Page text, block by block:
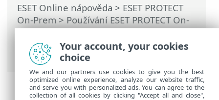
ESET Online nápověda > ESET PROTECT
On-Prem>Používání ESET PROTECT On-
Prem>ESET PROTECT On-Prem pro
poskytovatele spravovaných služeb>
Importování MSP účtu
Your account, your cookies
choice
We and our partners use cookies to give you the best
optimized online experience, analyze our website traffic,
and serve you with personalized ads. You can agree to the
collection of all cookies by clicking "Accept all and close",